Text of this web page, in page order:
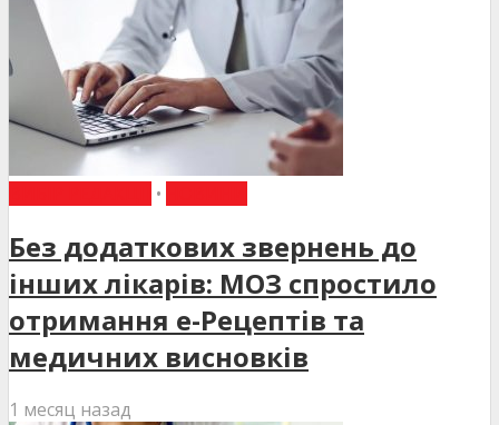
•
Без додаткових звернень до
інших лікарів: МОЗ спростило
отримання е-Рецептів та
медичних висновків
1 месяц назад